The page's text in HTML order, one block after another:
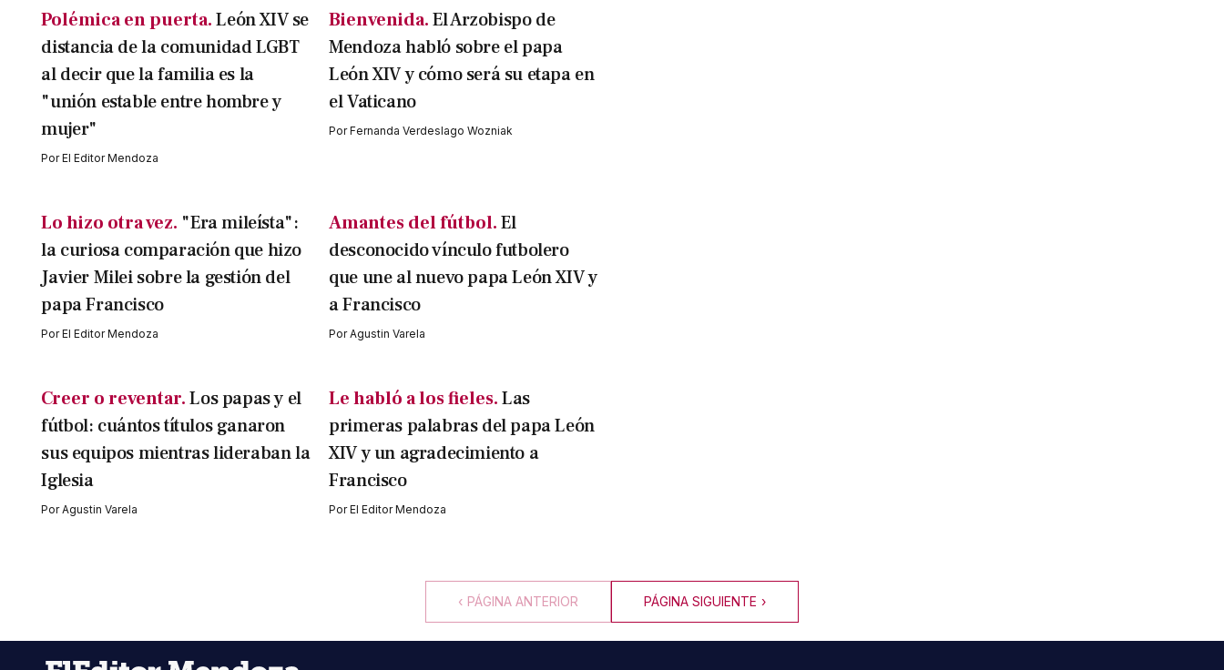
Polémica en puerta. León XIV se
distancia de la comunidad LGBT
al decir que la familia es la
"unión estable entre hombre y
mujer"
PorEl Editor Mendoza
Bienvenida.El Arzobispo de
Mendoza habló sobre el papa
León XIV y cómo será su etapa en
el Vaticano
PorFernanda Verdeslago Wozniak
Lo hizo otra vez. "Era mileísta":
la curiosa comparación que hizo
Javier Milei sobre la gestión del
papa Francisco
PorEl Editor Mendoza
Amantes del fútbol.El
desconocido vínculo futbolero
que une al nuevo papa León XIV y
a Francisco
PorAgustin Varela
Creer o reventar. Los papas y el
fútbol: cuántos títulos ganaron
sus equipos mientras lideraban la
Iglesia
PorAgustin Varela
Le habló a los fieles.Las
primeras palabras del papa León
XIV y un agradecimiento a
Francisco
PorEl Editor Mendoza
‹ PÁGINA ANTERIOR PÁGINA SIGUIENTE ›